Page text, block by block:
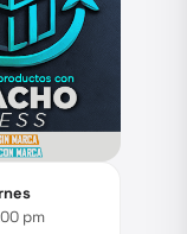
pm